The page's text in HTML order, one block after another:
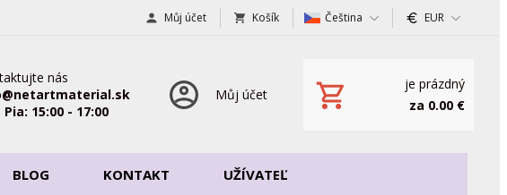
Můj účet Košík Čeština EUR
nás
Pia: 15:00 - 17:00
Můj účet
je prázdný
za 0.00 €
BLOG KONTAKT UŽÍVATEĽ